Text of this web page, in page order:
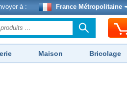
à : France Métropolitaine
Maison Bricolage